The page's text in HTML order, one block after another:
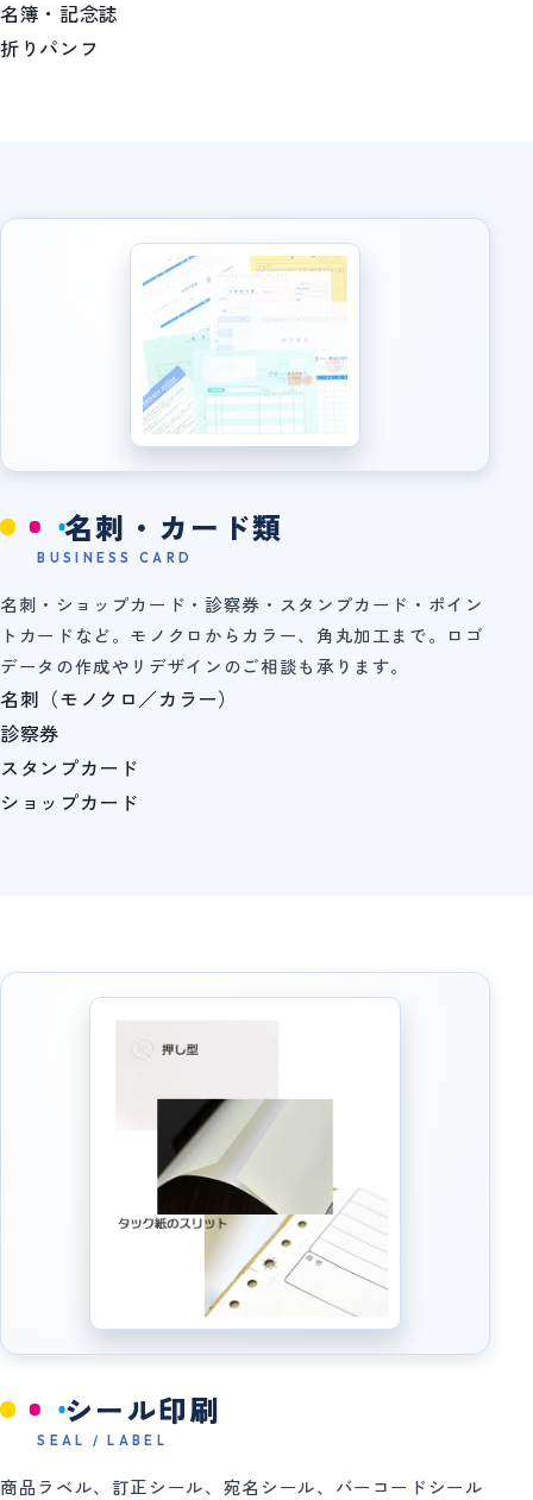
名簿・記念誌
折りパンフ
名刺・カード類
BUSINESS CARD
名刺・ショップカード・診察券・スタンプカード・ポイン
トカードなど。モノクロからカラー、角丸加工まで。ロゴ
データの作成やリデザインのご相談も承ります。
名刺（モノクロ／カラー）
診察券
スタンプカード
ショップカード
シール印刷
SEAL / LABEL
商品ラベル、訂正シール、宛名シール、バーコードシール